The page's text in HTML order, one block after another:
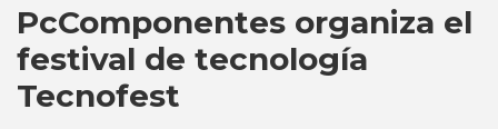
PcComponentes organiza el
festival de tecnología
Tecnofest